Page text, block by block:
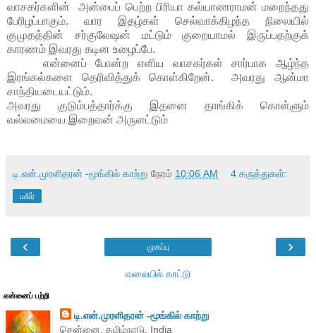
வாசகர்களின் அன்பைப் பெற்ற பிரியா கல்யாணராமன் மறைந்தது
பேரிழப்பாகும். வார இதழ்கள் செல்வாக்கிழந்த நிலையில்
குமுதத்தின் சர்குலேஷன் மட்டும் குறையாமல் இருப்பதற்குக்
காரணம் இவரது கடின உழைப்பே.
என்னைப் போன்ற எளிய வாசகர்கள் சார்பாக ஆழ்ந்த
இரங்கல்களை தெரிவித்துக் கொள்கிறேன். அவரது ஆன்மா
சாந்தியடையட்டும்.
அவரது குடும்பத்தார்க்கு இதனை தாங்கிக் கொள்ளும்
வல்லமையை இறைவன் அருளட்டும்
டி.என்.முரளிதரன் -மூங்கில் காற்று நேரம் 10:06 AM 4 கருத்துகள்:
பகிர்
‹ ›
முகப்பு
வலையில் காட்டு
என்னைப் பற்றி
டி.என்.முரளிதரன் -மூங்கில் காற்று
சென்னை, தமிழ்நாடு, India